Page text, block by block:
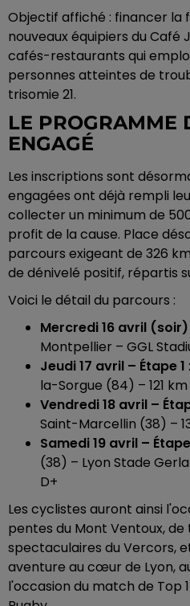
Objectif affiché : financer la
nouveaux équipiers du Café
cafés-restaurants qui
personnes atteintes de
trisomie 21.
LE PROGRAMME
ENGAGÉ
Les inscriptions sont
engagées ont déjà rempli
collecter un minimum de
profit de la cause. Place
parcours exigeant de 326
de dénivelé positif, répartis
Voici le détail du parcours :
Mercredi 16 avril (soir)
Montpellier – GGL
Jeudi 17 avril – Étape 1
la-Sorgue (84) – 121
Vendredi 18 avril –
Saint-Marcellin (38) –
Samedi 19 avril –
(38) – Lyon Stade
D+
Les cyclistes auront ainsi
pentes du Mont Ventoux,
spectaculaires du Vercors,
aventure au cœur de Lyon,
l'occasion du match de Top